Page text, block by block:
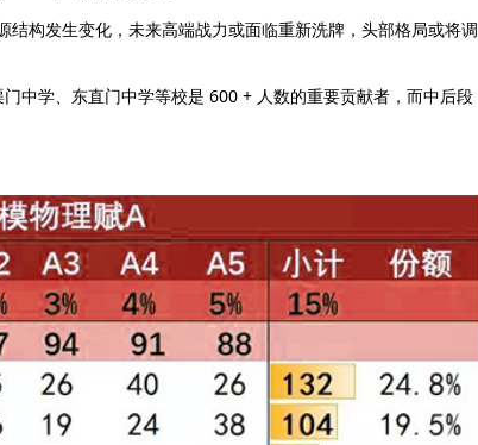
构发生变化，未来高端战力或面临重新洗牌，头部格局或将调
学、东直门中学等校是 600 + 人数的重要贡献者，而中后段